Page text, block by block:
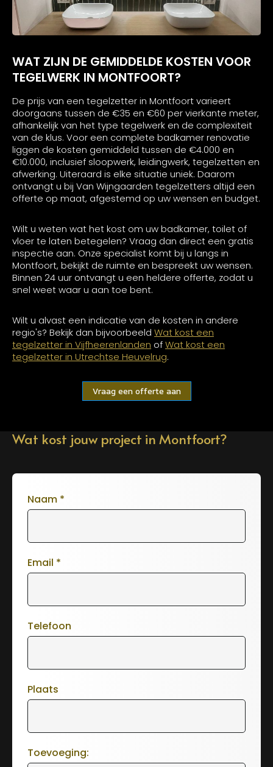
WAT ZIJN DE GEMIDDELDE KOSTEN VOOR
TEGELWERK IN MONTFOORT?
De prijs van een tegelzetter in Montfoort varieert
doorgaans tussen de €35 en €60 per vierkante meter,
afhankelijk van het type tegelwerk en de complexiteit
van de klus. Voor een complete badkamer renovatie
liggen de kosten gemiddeld tussen de €4.000 en
€10.000, inclusief sloopwerk, leidingwerk, tegelzetten en
afwerking. Uiteraard is elke situatie uniek. Daarom
ontvangt u bij Van Wijngaarden tegelzetters altijd een
offerte op maat, afgestemd op uw wensen en budget.
Wilt u weten wat het kost om uw badkamer, toilet of
vloer te laten betegelen? Vraag dan direct een gratis
inspectie aan. Onze specialist komt bij u langs in
Montfoort, bekijkt de ruimte en bespreekt uw wensen.
Binnen 24 uur ontvangt u een heldere offerte, zodat u
snel weet waar u aan toe bent.
Wilt u alvast een indicatie van de kosten in andere
regio's? Bekijk dan bijvoorbeeld Wat kost een
tegelzetter in Vijfheerenlanden ofWat kost een
tegelzetter in Utrechtse Heuvelrug.
Vraag een offerte aan
Wat kost jouw project in Montfoort?
Naam *
Email *
Telefoon
Plaats
Toevoeging: